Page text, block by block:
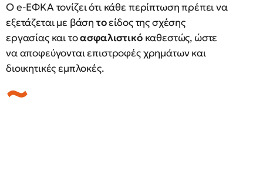
Ο e-ΕΦΚΑ τονίζει ότι κάθε περίπτωση πρέπει να
εξετάζεται με βάση τοείδος της σχέσης
εργασίας και τοασφαλιστικό καθεστώς, ώστε
να αποφεύγονται επιστροφές χρημάτων και
διοικητικές εμπλοκές.